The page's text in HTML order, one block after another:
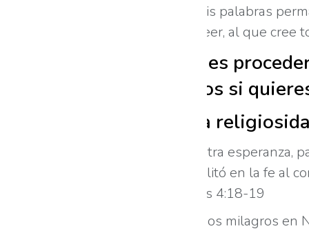
«Si permanecéis en mí, y mis palabras
«Jesús le dijo: Si puedes creer, al que
Primero, obedecer es
salvador. Escríbenos si
Y luego es evitar la
«Él creyó en esperanza contra
descendencia. Y no se debilitó en la fe al
la matriz de Sara.» Romanos 4:18-19
Cristo no pudo hacer muchos milagros en